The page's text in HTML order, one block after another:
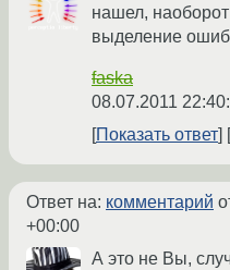
нашел,
выделение
faska
08.07.2011
Показать ответ
Ответ на: комментарий
+00:00
А это не Вы,